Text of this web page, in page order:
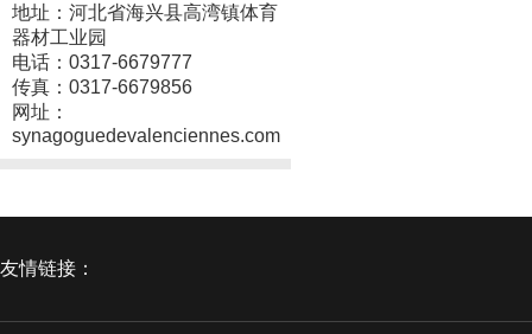
地址：河北省海兴县高湾镇体育
器材工业园
电话：0317-6679777
传真：0317-6679856
网址：
synagoguedevalenciennes.com
友情链接：